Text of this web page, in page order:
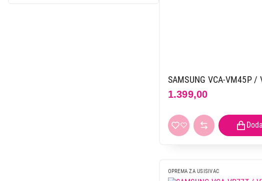
SAMSUNG VCA-VM45P /
1.399,00
OPREMA ZA USISIVAC